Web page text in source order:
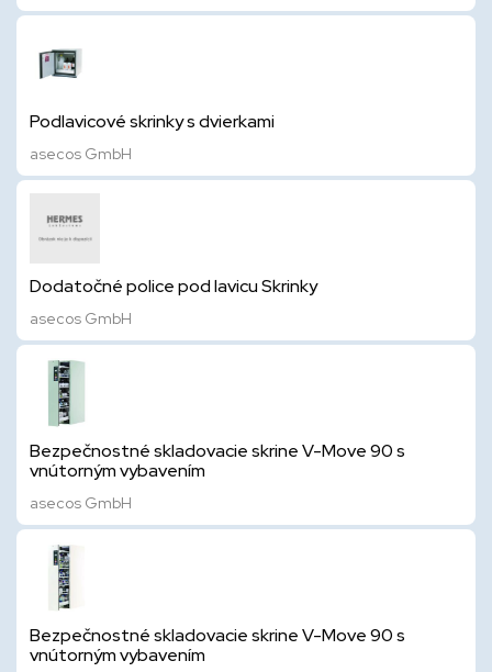
Podlavicové skrinky s dvierkami
asecos GmbH
Dodatočné police pod lavicu Skrinky
asecos GmbH
Bezpečnostné skladovacie skrine V-Move 90 s
vnútorným vybavením
asecos GmbH
Bezpečnostné skladovacie skrine V-Move 90 s
vnútorným vybavením